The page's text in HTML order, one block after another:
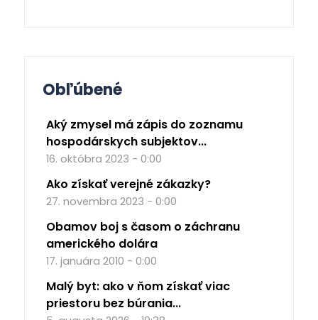
Obľúbené
Aký zmysel má zápis do zoznamu
hospodárskych subjektov...
16. októbra 2023 - 0:00
Ako získať verejné zákazky?
27. novembra 2023 - 0:00
Obamov boj s časom o záchranu
amerického dolára
17. januára 2010 - 0:00
Malý byt: ako v ňom získať viac
priestoru bez búrania...